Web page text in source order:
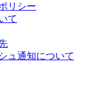
リシー
て
ュ通知について